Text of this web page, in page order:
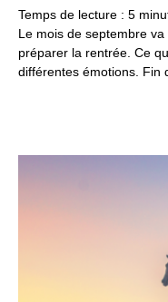
Temps de lecture : 5
Le mois de septembre
préparer la rentrée. Ce
différentes émotions. Fin